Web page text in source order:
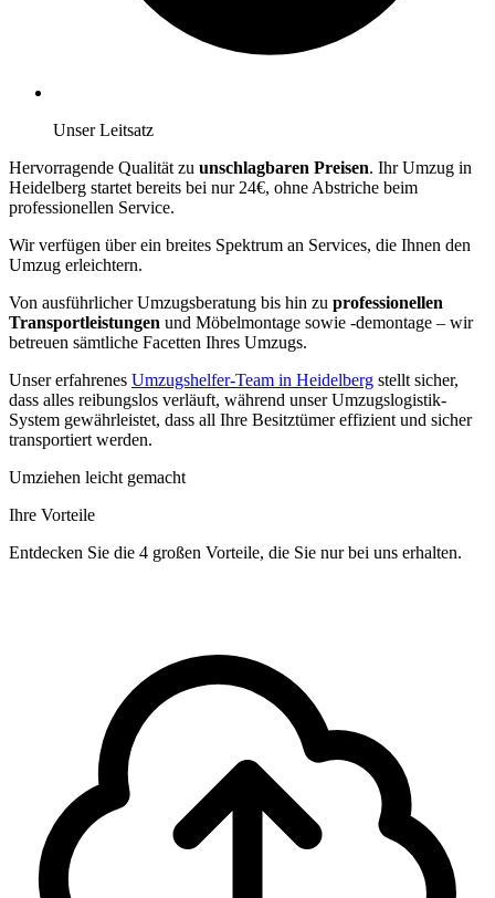
Unser Leitsatz
Hervorragende Qualität zu unschlagbaren Preisen. Ihr Umzug in
Heidelberg startet bereits bei nur 24€, ohne Abstriche beim
professionellen Service.
Wir verfügen über ein breites Spektrum an Services, die Ihnen den
Umzug erleichtern.
Von ausführlicher Umzugsberatung bis hin zu professionellen
Transportleistungen und Möbelmontage sowie -demontage – wir
betreuen sämtliche Facetten Ihres Umzugs.
Unser erfahrenes Umzugshelfer-Team in Heidelberg stellt sicher,
dass alles reibungslos verläuft, während unser Umzugslogistik-
System gewährleistet, dass all Ihre Besitztümer effizient und sicher
transportiert werden.
Umziehen leicht gemacht
Ihre Vorteile
Entdecken Sie die 4 großen Vorteile, die Sie nur bei uns erhalten.